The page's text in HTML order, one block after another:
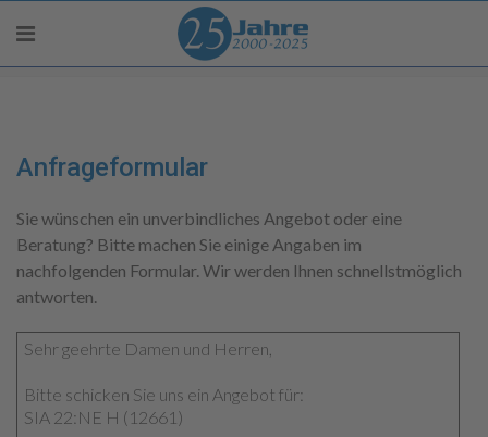
Anfrageformular
Sie wünschen ein unverbindliches Angebot oder eine
Beratung? Bitte machen Sie einige Angaben im
nachfolgenden Formular. Wir werden Ihnen schnellstmöglich
antworten.